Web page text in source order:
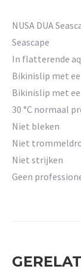
NUSA DUA
Seascape
In flatterende
Bikinislip met
Bikinislip met
30 °C normaal
Niet bleken
Niet
Niet strijken
Geen